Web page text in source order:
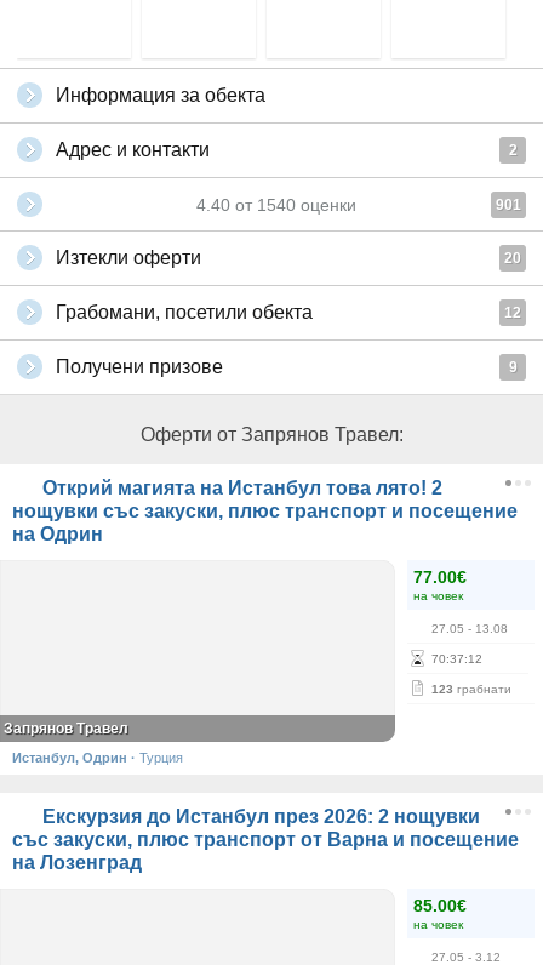
Информация за обекта
Адрес и контакти 2
4.40 от 1540 оценки 901
Изтекли оферти 20
Грабомани, посетили обекта 12
Получени призове 9
Оферти от Запрянов Травел:
Открий магията на Истанбул това лято! 2
нощувки със закуски, плюс транспорт и посещение
на Одрин
77.00€
на човек
27.05 - 13.08
70:37:12
123 грабнати
Запрянов Травел
Истанбул, Одрин · Турция
Екскурзия до Истанбул през 2026: 2 нощувки
със закуски, плюс транспорт от Варна и посещение
на Лозенград
85.00€
на човек
27.05 - 3.12